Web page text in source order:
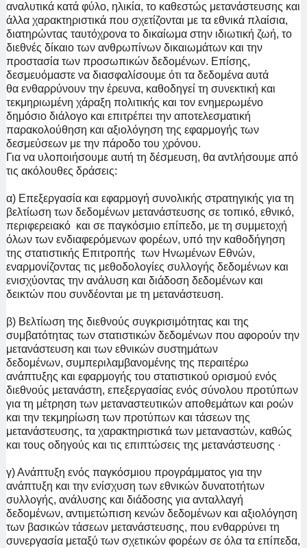
αναλυτικά κατά φύλο, ηλικία, το καθεστώς μετανάστευσης και
άλλα χαρακτηριστικά που σχετίζονται με τα εθνικά πλαίσια,
διατηρώντας ταυτόχρονα το δικαίωμα στην ιδιωτική ζωή, το
διεθνές δίκαιο των ανθρωπίνων δικαιωμάτων και την
προστασία των προσωπικών δεδομένων. Επίσης,
δεσμευόμαστε να διασφαλίσουμε ότι τα δεδομένα αυτά
θα ενθαρρύνουν την έρευνα, καθοδηγεί τη συνεκτική και
τεκμηριωμένη χάραξη πολιτικής και τον ενημερωμένο
δημόσιο διάλογο και επιτρέπει την αποτελεσματική
παρακολούθηση και αξιολόγηση της εφαρμογής των
δεσμεύσεων με την πάροδο του χρόνου.
Για να υλοποιήσουμε αυτή τη δέσμευση, θα αντλήσουμε από
τις ακόλουθες δράσεις:
α) Επεξεργασία και εφαρμογή συνολικής στρατηγικής για τη
βελτίωση των δεδομένων μετανάστευσης σε τοπικό, εθνικό,
περιφερειακό και σε παγκόσμιο επίπεδο, με τη συμμετοχή
όλων των ενδιαφερόμενων φορέων, υπό την καθοδήγηση
της στατιστικής Επιτροπής των Ηνωμένων Εθνών,
εναρμονίζοντας τις μεθοδολογίες συλλογής δεδομένων και
ενισχύοντας την ανάλυση και διάδοση δεδομένων και
δεικτών που συνδέονται με τη μετανάστευση.
β) Βελτίωση της διεθνούς συγκρισιμότητας και της
συμβατότητας των στατιστικών δεδομένων που αφορούν την
μετανάστευση και των εθνικών συστημάτων
δεδομένων, συμπεριλαμβανομένης της περαιτέρω
ανάπτυξης και εφαρμογής του στατιστικού ορισμού ενός
διεθνούς μετανάστη, επεξεργασίας ενός σύνολου προτύπων
για τη μέτρηση των μεταναστευτικών αποθεμάτων και ροών
και την τεκμηρίωση των προτύπων και τάσεων της
μετανάστευσης, τα χαρακτηριστικά των μεταναστών, καθώς
και τους οδηγούς και τις επιπτώσεις της μετανάστευσης ·
γ) Ανάπτυξη ενός παγκόσμιου προγράμματος για την
ανάπτυξη και την ενίσχυση των εθνικών δυνατοτήτων
συλλογής, ανάλυσης και διάδοσης για ανταλλαγή
δεδομένων, αντιμετώπιση κενών δεδομένων και αξιολόγηση
των βασικών τάσεων μετανάστευσης, που ενθαρρύνει τη
συνεργασία μεταξύ των σχετικών φορέων σε όλα τα επίπεδα,